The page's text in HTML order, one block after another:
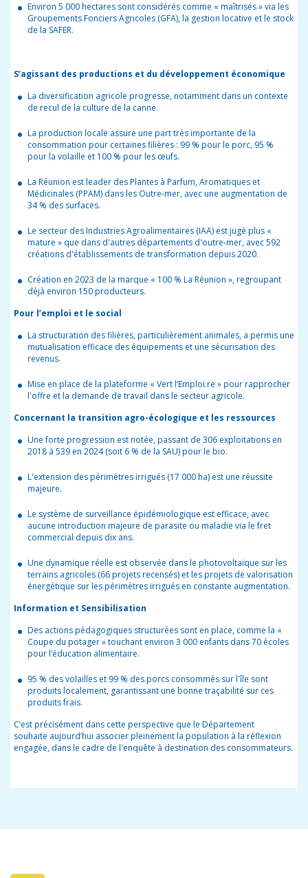
Environ 5 000 hectares sont considérés comme « maîtrisés » via les
Groupements Fonciers Agricoles (GFA), la gestion locative et le stock
de la SAFER.
S’agissant des productions et du développement économique
La diversification agricole progresse, notamment dans un contexte
de recul de la culture de la canne.
La production locale assure une part très importante de la
consommation pour certaines filières : 99 % pour le porc, 95 %
pour la volaille et 100 % pour les œufs.
La Réunion est leader des Plantes à Parfum, Aromatiques et
Médicinales (PPAM) dans les Outre-mer, avec une augmentation de
34 % des surfaces.
Le secteur des Industries Agroalimentaires (IAA) est jugé plus «
mature » que dans d'autres départements d'outre-mer, avec 592
créations d'établissements de transformation depuis 2020.
Création en 2023 de la marque « 100 % La Réunion », regroupant
déjà environ 150 producteurs.
Pour l’emploi et le social
La structuration des filières, particulièrement animales, a permis une
mutualisation efficace des équipements et une sécurisation des
revenus.
Mise en place de la plateforme « Vert l’Emploi.re » pour rapprocher
l'offre et la demande de travail dans le secteur agricole.
Concernant la transition agro-écologique et les ressources
Une forte progression est notée, passant de 306 exploitations en
2018 à 539 en 2024 (soit 6 % de la SAU) pour le bio.
L'extension des périmètres irrigués (17 000 ha) est une réussite
majeure.
Le système de surveillance épidémiologique est efficace, avec
aucune introduction majeure de parasite ou maladie via le fret
commercial depuis dix ans.
Une dynamique réelle est observée dans le photovoltaïque sur les
terrains agricoles (66 projets recensés) et les projets de valorisation
énergétique sur les périmètres irrigués en constante augmentation.
Information et Sensibilisation
Des actions pédagogiques structurées sont en place, comme la «
Coupe du potager » touchant environ 3 000 enfants dans 70 écoles
pour l’éducation alimentaire.
95 % des volailles et 99 % des porcs consommés sur l'île sont
produits localement, garantissant une bonne traçabilité sur ces
produits frais.
C’est précisément dans cette perspective que le Département
souhaite aujourd’hui associer pleinement la population à la réflexion
engagée, dans le cadre de l'enquête à destination des consommateurs.